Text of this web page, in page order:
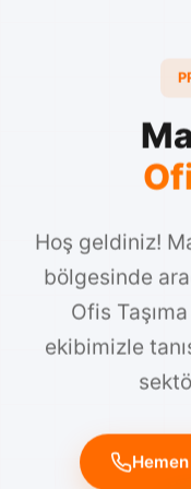
Hoş geldiniz!
bölgesinde
Ofis
ekibimizle